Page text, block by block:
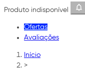
Produto indisponível
Ofertas
Avaliações
Início
>